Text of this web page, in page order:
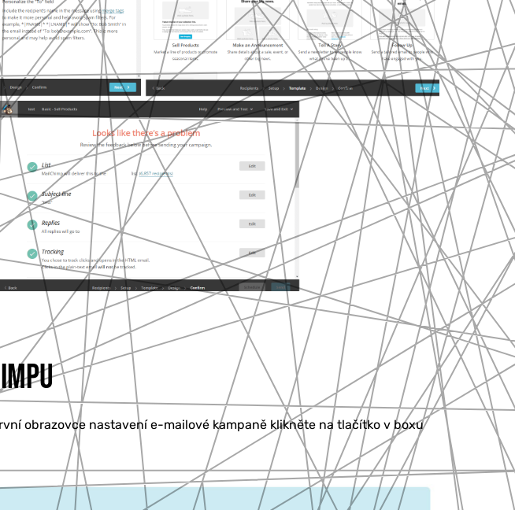
obrazovce nastavení e-mailové kampaně klikněte na tlačítko v boxu